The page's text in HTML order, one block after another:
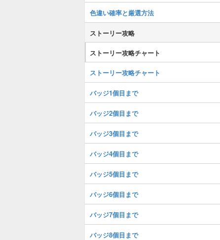
色違い確率と厳選方法
ストーリー攻略
ストーリー攻略チャート
ストーリー攻略チャート
バッジ1個目まで
バッジ2個目まで
バッジ3個目まで
バッジ4個目まで
バッジ5個目まで
バッジ6個目まで
バッジ7個目まで
バッジ8個目まで